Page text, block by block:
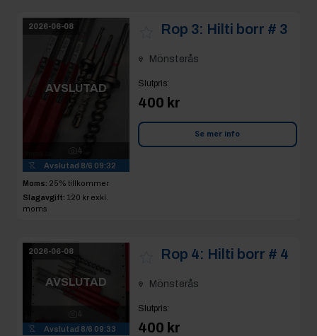
2026-06-08
AVSLUTAD
4
Avslutad 8/6 09:32
Moms: 25% tillkommer
Slagavgift: 120 kr exkl.
moms
Rop 3: Hilti borr # 3
Mönsterås
Slutpris:
400 kr
Se mer info
2026-06-08
AVSLUTAD
Avslutad 8/6 09:33
Rop 4: Hilti borr # 4
Mönsterås
Slutpris:
400 kr